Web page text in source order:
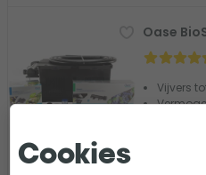
Vergelijk
Oase
Vijvers
Cookies